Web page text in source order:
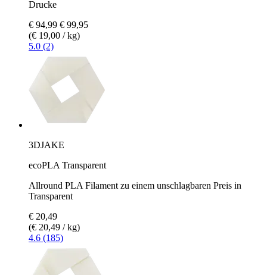
Drucke
€ 94,99 € 99,95
(€ 19,00 / kg)
5.0 (2)
3DJAKE
ecoPLA Transparent
Allround PLA Filament zu einem unschlagbaren Preis in
Transparent
€ 20,49
(€ 20,49 / kg)
4.6 (185)